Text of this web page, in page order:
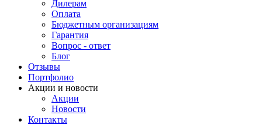
Дилерам
Оплата
Бюджетным организациям
Гарантия
Вопрос - ответ
Блог
Отзывы
Портфолио
Акции и новости
Акции
Новости
Контакты